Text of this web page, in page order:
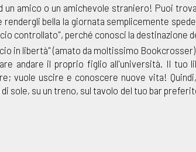
un amico o un amichevole straniero! Puoi
bella la giornata semplicemente
controllato", perché conosci la destinazione
in libertà" (amato da moltissimo
andare il proprio figlio all'università. Il tuo
vuole uscire e conoscere nuove vita!
di sole, su un treno, sul tavolo del tuo bar